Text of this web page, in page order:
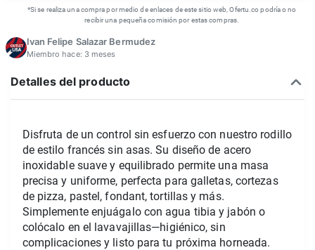
*Si se realiza una compra por medio de enlaces de este sitio web, Ofertu.co podría o no
recibir una pequeña comisión por estas compras.
Ivan Felipe Salazar Bermudez
Miembro hace: 3 meses
Detalles del producto
Disfruta de un control sin esfuerzo con nuestro rodillo
de estilo francés sin asas. Su diseño de acero
inoxidable suave y equilibrado permite una masa
precisa y uniforme, perfecta para galletas, cortezas
de pizza, pastel, fondant, tortillas y más.
Simplemente enjuágalo con agua tibia y jabón o
colócalo en el lavavajillas—higiénico, sin
complicaciones y listo para tu próxima horneada.